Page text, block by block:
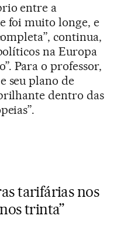
entre a
foi muito longe, e
continua,
na Europa
Para o professor,
seu plano de
dentro das
tarifárias nos
trinta”